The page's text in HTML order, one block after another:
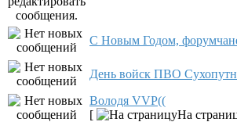
С Новым Годом,
День войск ПВО
Володя VVP((
[
На